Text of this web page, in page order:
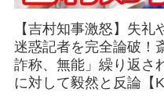
【吉村知事激怒】失礼
迷惑記者を完全論破！
詐称、無能」繰り返さ
に対して毅然と反論【